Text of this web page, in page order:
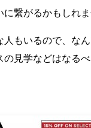
に繋がるかもしれ
もいるので、な
の見学などはなる